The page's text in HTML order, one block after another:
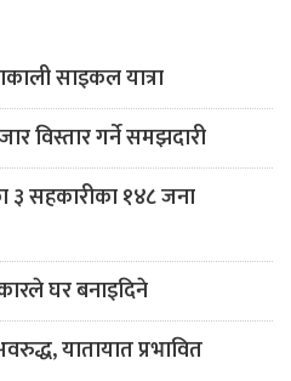
साइकल यात्रा
विस्तार गर्ने समझदारी
सहकारीका १४८ जना
घर बनाइदिने
यातायात प्रभावित